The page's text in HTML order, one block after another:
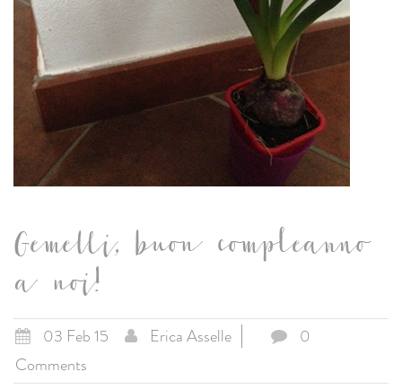
Gemelli, buon compleanno
a noi!
03 Feb 15 Erica Asselle
0
Comments